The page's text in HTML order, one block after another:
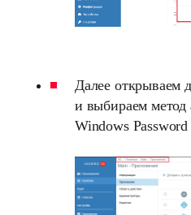
Далее открываем
и выбираем
Windows